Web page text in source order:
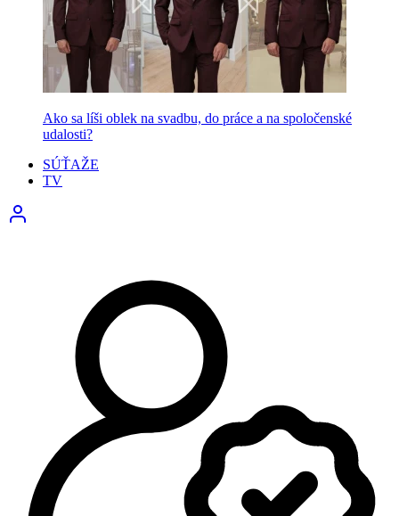
Ako sa líši oblek na svadbu, do práce a na spoločenské
udalosti?
SÚŤAŽE
TV